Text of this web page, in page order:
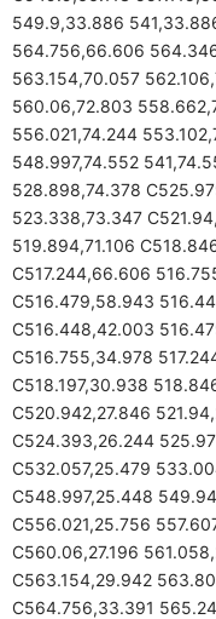
549.9,33.886
564.756,66.606
563.154,70.057
560.06,72.803
556.021,74.244
548.997,74.552
528.898,74.378
523.338,73.347
519.894,71.106
C517.244,66.606
C516.479,58.943
C516.448,42.003
C516.755,34.978
C518.197,30.938
C520.942,27.846
C524.393,26.244
C532.057,25.479
C548.997,25.448
C556.021,25.756
C560.06,27.196
C563.154,29.942
C564.756,33.391